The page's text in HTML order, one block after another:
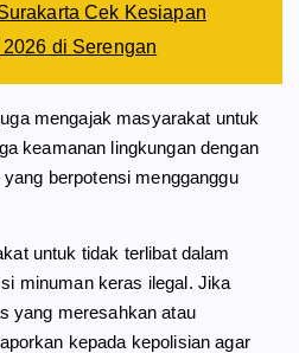
Cek Kesiapan
di Serengan
mengajak masyarakat untuk
keamanan lingkungan dengan
berpotensi mengganggu
untuk tidak terlibat dalam
minuman keras ilegal. Jika
yang meresahkan atau
kepada kepolisian agar